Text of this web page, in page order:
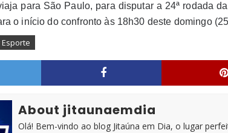
para São Paulo, para disputar a 24ª rodada
o início do confronto às 18h30 deste domingo
Esporte
About jitaunaemdia
Olá! Bem-vindo ao blog Jitaúna em Dia, o lugar